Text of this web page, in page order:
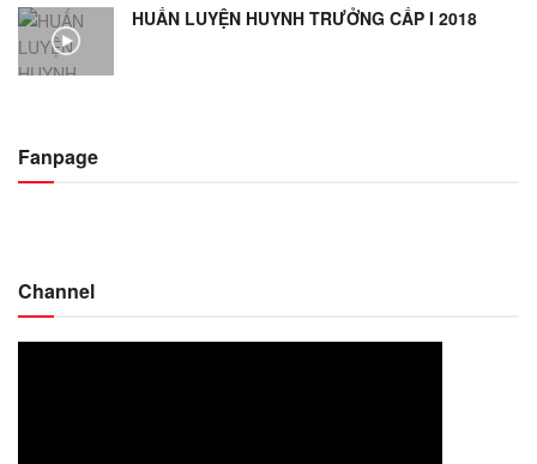
HUẤN LUYỆN HUYNH TRƯỞNG CẤP I 2018
Fanpage
Channel